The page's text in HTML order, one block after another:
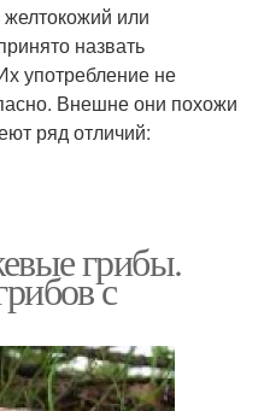
или
назвать
употребление не
Внешне они похожи
ряд отличий:
грибы.
с